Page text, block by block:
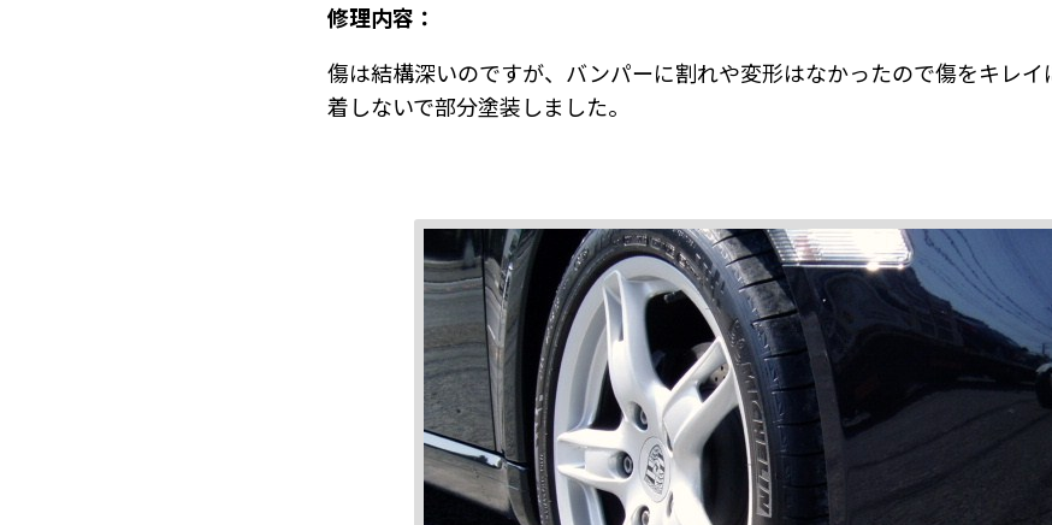
修理内容：
傷は結構深いのですが、バンパーに割れや変形はなかったので傷をキレ
着しないで部分塗装しました。